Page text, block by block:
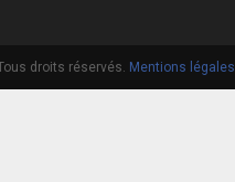
droits réservés. Mentions légales